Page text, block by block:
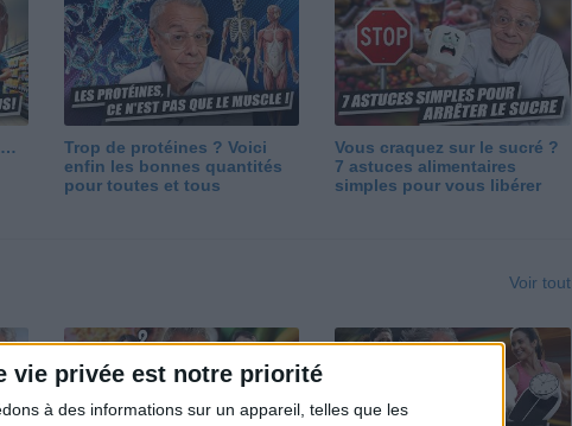
vie privée est notre priorité
à des informations sur un appareil, telles que les
Trop de protéines ? Voici
enfin les bonnes quantités
pour toutes et tous
Vous craquez sur le sucré ?
7 astuces alimentaires
simples pour vous libérer
Voir tout